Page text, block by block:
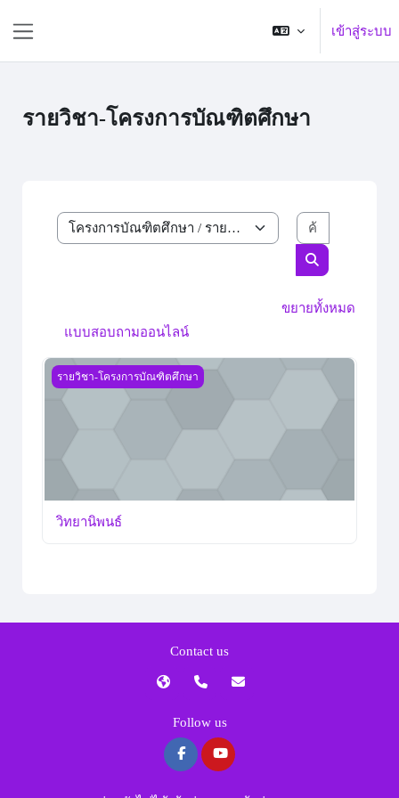
เข้าสู่ระบบ
รายวิชา-โครงการบัณฑิตศึกษา
ประเภทของรายวิชา
ค้นหารายวิชา
ขยายทั้งหมด
แบบสอบถามออนไลน์
วิทยานิพนธ์
รายวิชา-โครงการบัณฑิตศึกษา
วิทยานิพนธ์
Contact us
Follow us